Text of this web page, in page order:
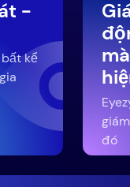
-
kể
đó